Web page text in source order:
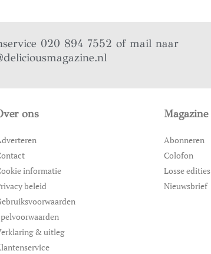
020 894 7552 of mail naar
ons
informatie
beleid
& uitleg
Magazine
Abonneren
Colofon
Losse edities
Nieuwsbrief